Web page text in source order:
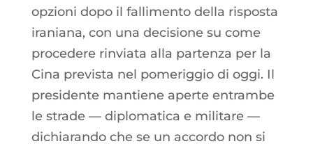
opzioni dopo il fallimento della risposta
iraniana, con una decisione su come
procedere rinviata alla partenza per la
Cina prevista nel pomeriggio di oggi. Il
presidente mantiene aperte entrambe
le strade — diplomatica e militare —
dichiarando che se un accordo non si